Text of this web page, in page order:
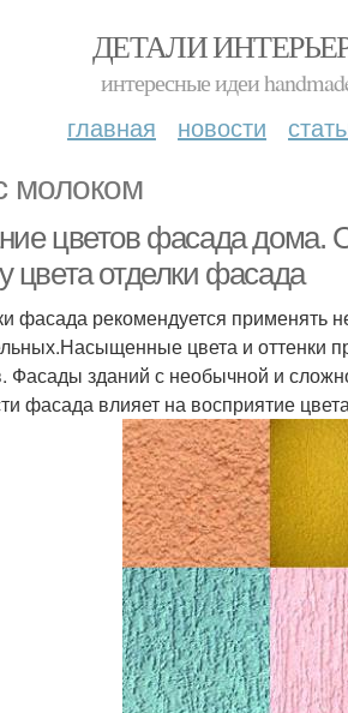
ДЕТАЛИ
интересные идеи
главная новости
молоком
цветов фасада дома.
цвета отделки фасада
фасада рекомендуется
цвета и оттенки
Фасады зданий с необычной и
фасада влияет на восприятие